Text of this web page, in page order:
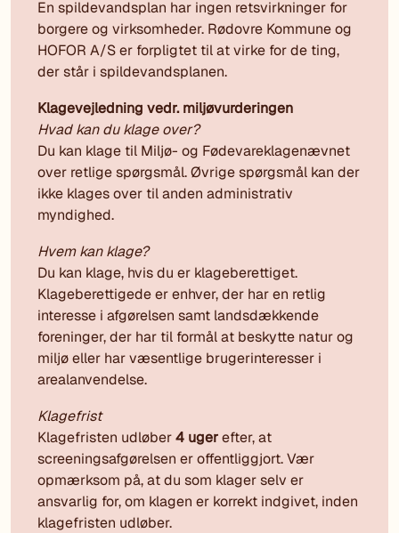
En spildevandsplan har ingen retsvirkninger for
borgere og virksomheder. Rødovre Kommune og
HOFOR A/S er forpligtet til at virke for de ting,
der står i spildevandsplanen.
Klagevejledning vedr. miljøvurderingen
Hvad kan du klage over?
Du kan klage til Miljø- og Fødevareklagenævnet
over retlige spørgsmål. Øvrige spørgsmål kan der
ikke klages over til anden administrativ
myndighed.
Hvem kan klage?
Du kan klage, hvis du er klageberettiget.
Klageberettigede er enhver, der har en retlig
interesse i afgørelsen samt landsdækkende
foreninger, der har til formål at beskytte natur og
miljø eller har væsentlige brugerinteresser i
arealanvendelse.
Klagefrist
Klagefristen udløber 4 uger efter, at
screeningsafgørelsen er offentliggjort. Vær
opmærksom på, at du som klager selv er
ansvarlig for, om klagen er korrekt indgivet, inden
klagefristen udløber.